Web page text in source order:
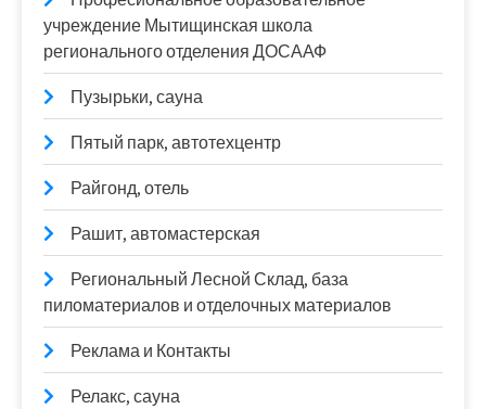
учреждение Мытищинская школа
регионального отделения ДОСААФ
Пузырьки, сауна
Пятый парк, автотехцентр
Райгонд, отель
Рашит, автомастерская
Региональный Лесной Склад, база
пиломатериалов и отделочных материалов
Реклама и Контакты
Релакс, сауна